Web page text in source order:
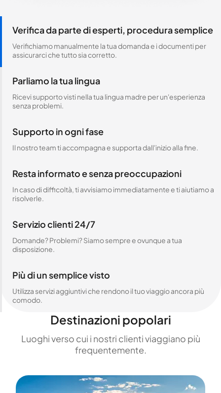
Verifica da parte di esperti, procedura semplice
Verifichiamo manualmente la tua domanda e i documenti per
assicurarci che tutto sia corretto.
Parliamo la tua lingua
Ricevi supporto visti nella tua lingua madre per un'esperienza
senza problemi.
Supporto in ogni fase
Il nostro team ti accompagna e supporta dall'inizio alla fine.
Resta informato e senza preoccupazioni
In caso di difficoltà, ti avvisiamo immediatamente e ti aiutiamo a
risolverle.
Servizio clienti 24/7
Domande? Problemi? Siamo sempre e ovunque a tua
disposizione.
Più di un semplice visto
Utilizza servizi aggiuntivi che rendono il tuo viaggio ancora più
comodo.
Destinazioni popolari
Luoghi verso cui i nostri clienti viaggiano più
frequentemente.